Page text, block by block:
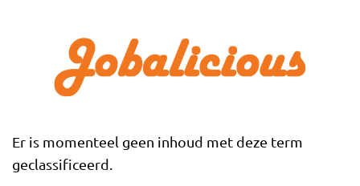
Er is momenteel geen inhoud met deze term
geclassificeerd.